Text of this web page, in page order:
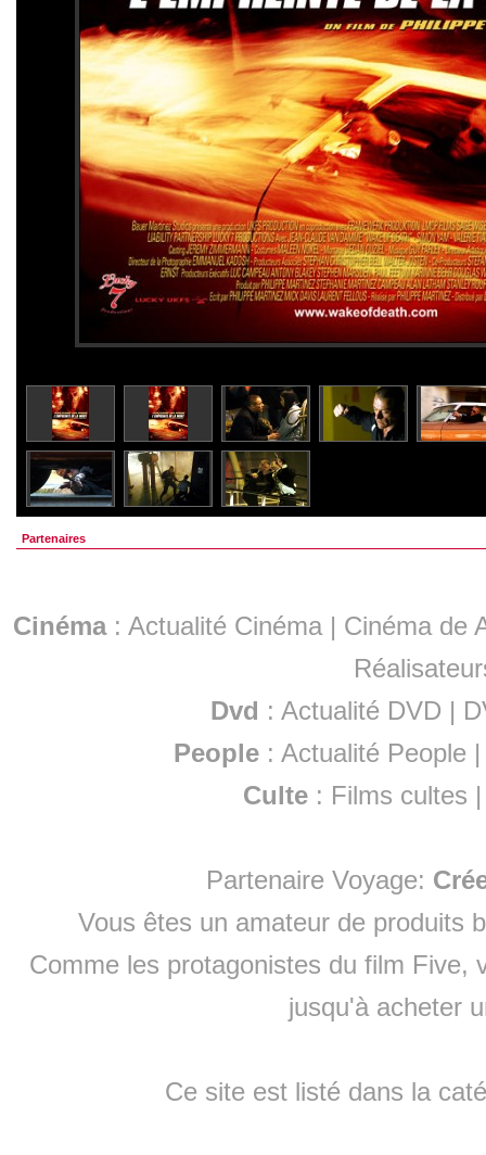
Partenaires
Cinéma: Actualité Cinéma | Cinéma de
Dvd : Actualité DVD |
People :Actualité People
Culte : Films cultes
Partenaire Voyage:
Vous êtes un amateur de produits
Comme les protagonistes du film Five,
jusqu'à acheter
Ce site est listé dans la